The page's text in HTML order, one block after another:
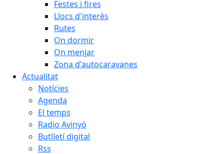
Festes i fires
Llocs d'interès
Rutes
On dormir
On menjar
Zona d'autocaravanes
Actualitat
Notícies
Agenda
El temps
Radio Avinyó
Butlletí digital
Rss